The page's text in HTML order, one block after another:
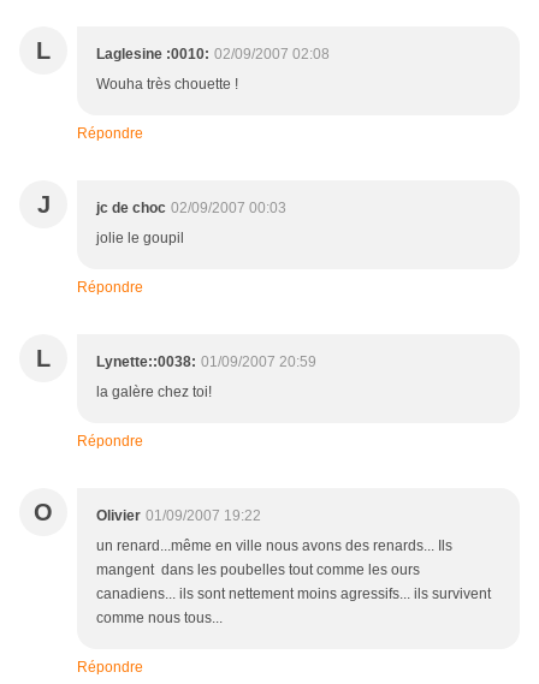
L Laglesine :0010: 02/09/2007 02:08
Wouha très chouette !
Répondre
J jc de choc 02/09/2007 00:03
jolie le goupil
Répondre
L Lynette::0038: 01/09/2007 20:59
la galère chez toi!
Répondre
O Olivier 01/09/2007 19:22
un renard...même en ville nous avons des renards... Ils
mangent dans les poubelles tout comme les ours
canadiens... ils sont nettement moins agressifs... ils survivent
comme nous tous...
Répondre